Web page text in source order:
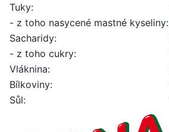
Tuky:
- z toho nasycené mastné kyseliny:
Sacharidy:
- z toho cukry:
Vláknina:
Bílkoviny:
Sůl: